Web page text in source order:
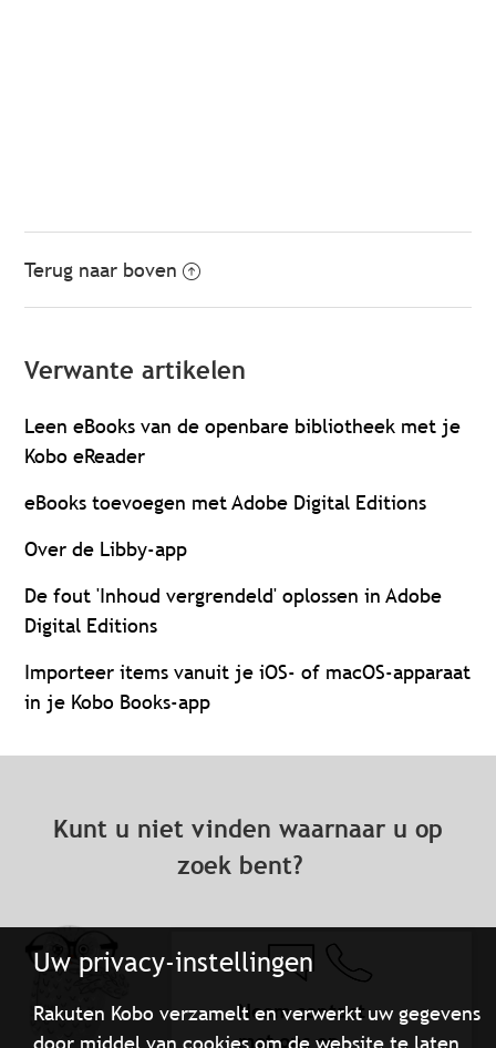
Uw privacy-instellingen
Rakuten Kobo verzamelt en verwerkt uw gegevens
Terug naar boven
Verwante artikelen
Leen eBooks van de openbare bibliotheek met je
Kobo eReader
eBooks toevoegen met Adobe Digital Editions
Over de Libby-app
De fout 'Inhoud vergrendeld' oplossen in Adobe
Digital Editions
Importeer items vanuit je iOS- of macOS-apparaat
in je Kobo Books-app
Kunt u niet vinden waarnaar u op
zoek bent?
Neem contact
met ons op